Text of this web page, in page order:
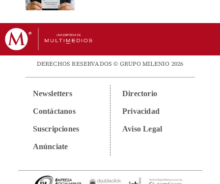
DERECHOS RESERVADOS © GRUPO MILENIO 2026
Newsletters
Contáctanos
Suscripciones
Anúnciate
Directorio
Privacidad
Aviso Legal